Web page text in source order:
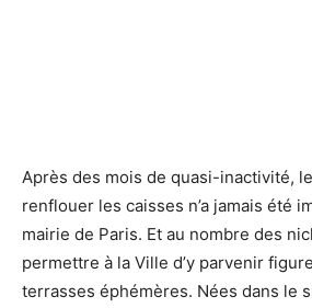
Après des mois de quasi-inactivité,
renflouer les caisses n’a jamais été
mairie de Paris. Et au nombre des
permettre à la Ville d’y parvenir
terrasses éphémères. Nées dans le